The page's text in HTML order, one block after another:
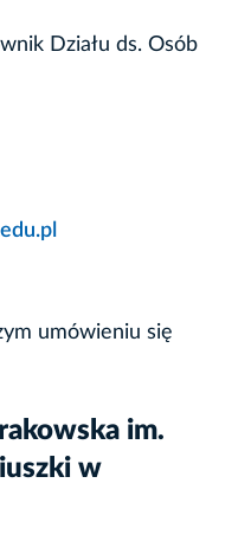
Działu ds. Osób
umówieniu się
im.
w